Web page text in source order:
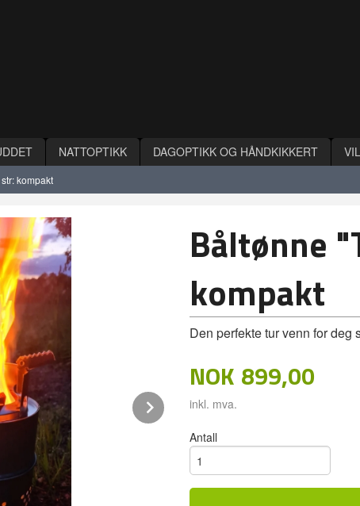
NATTOPTIKK DAGOPTIKK OG HÅNDKIKKERT
kompakt
Next
Båltønne
kompakt
Den perfekte tur venn for
NOK 899,00
inkl. mva.
Antall